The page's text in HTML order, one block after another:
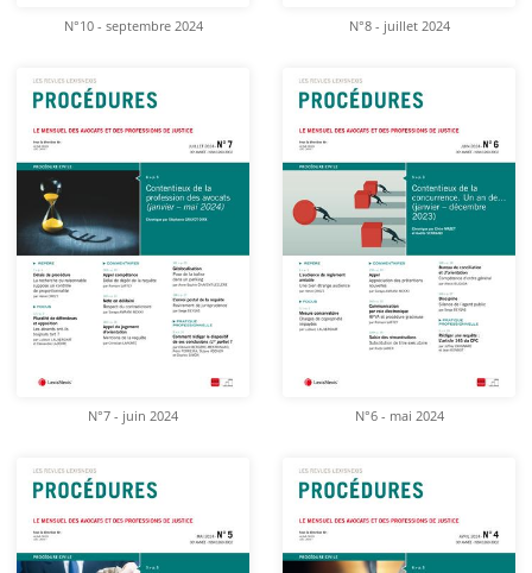
N°10 - septembre 2024 N°8 - juillet 2024
N°7 - juin 2024 N°6 - mai 2024